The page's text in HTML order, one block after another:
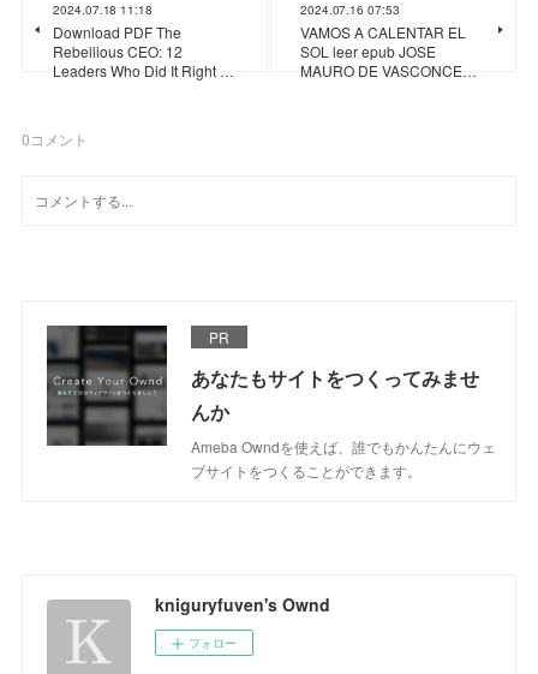
2024.07.18 11:18
Download PDF The
Rebellious CEO: 12
Leaders Who Did It Right …
2024.07.16 07:53
VAMOS A CALENTAR EL
SOL leer epub JOSE
MAURO DE VASCONCE…
0コメント
PR
あなたもサイトをつくってみませ
んか
Ameba Owndを使えば、誰でもかんたんにウェ
ブサイトをつくることができます。
kniguryfuven's Ownd
フォロー